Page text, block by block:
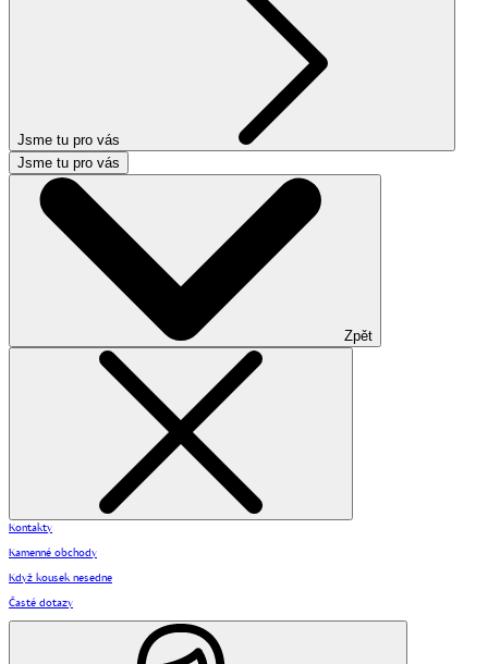
Jsme tu pro vás
Jsme tu pro vás
Zpět
Kontakty
Kamenné obchody
Když kousek nesedne
Časté dotazy